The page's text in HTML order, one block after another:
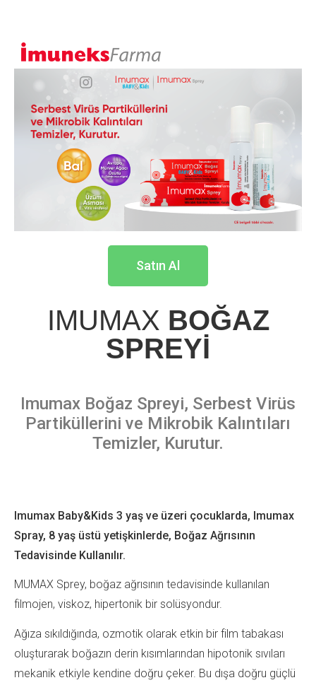
Satın Al
IMUMAX BOĞAZ
SPREYİ
Imumax Boğaz Spreyi, Serbest Virüs
Partiküllerini ve Mikrobik Kalıntıları
Temizler, Kurutur.
Imumax Baby&Kids 3 yaş ve üzeri çocuklarda, Imumax
Spray, 8 yaş üstü yetişkinlerde, Boğaz Ağrısının
Tedavisinde Kullanılır.
MUMAX Sprey, boğaz ağrısının tedavisinde kullanılan
filmojen, viskoz, hipertonik bir solüsyondur.
Ağıza sıkıldığında, ozmotik olarak etkin bir film tabakası
oluşturarak boğazın derin kısımlarından hipotonik sıvıları
mekanik etkiyle kendine doğru çeker. Bu dışa doğru güçlü